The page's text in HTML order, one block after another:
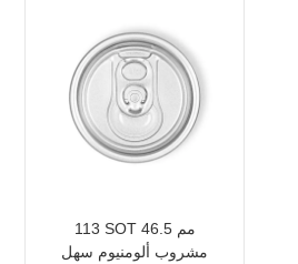
113 SOT 46.5 مم
مشروب ألومنيوم سهل